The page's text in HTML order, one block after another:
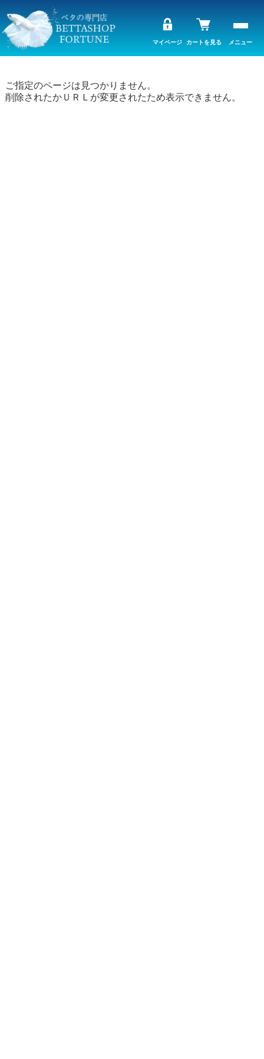
メニュー
カートを見る
マイページ
ご指定のページは見つかりません。
削除されたかＵＲＬが変更されたため表示できません。